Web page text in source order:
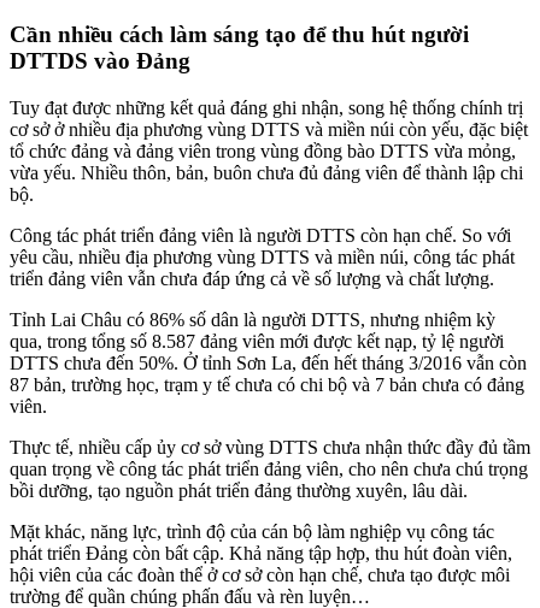
Cần nhiều cách làm sáng tạo để thu hút người
DTTDS vào Đảng
Tuy đạt được những kết quả đáng ghi nhận, song hệ thống chính trị
cơ sở ở nhiều địa phương vùng DTTS và miền núi còn yếu, đặc biệt
tổ chức đảng và đảng viên trong vùng đồng bào DTTS vừa mỏng,
vừa yếu. Nhiều thôn, bản, buôn chưa đủ đảng viên để thành lập chi
bộ.
Công tác phát triển đảng viên là người DTTS còn hạn chế. So với
yêu cầu, nhiều địa phương vùng DTTS và miền núi, công tác phát
triển đảng viên vẫn chưa đáp ứng cả về số lượng và chất lượng.
Tỉnh Lai Châu có 86% số dân là người DTTS, nhưng nhiệm kỳ
qua, trong tổng số 8.587 đảng viên mới được kết nạp, tỷ lệ người
DTTS chưa đến 50%. Ở tỉnh Sơn La, đến hết tháng 3/2016 vẫn còn
87 bản, trường học, trạm y tế chưa có chi bộ và 7 bản chưa có đảng
viên.
Thực tế, nhiều cấp ủy cơ sở vùng DTTS chưa nhận thức đầy đủ tầm
quan trọng về công tác phát triển đảng viên, cho nên chưa chú trọng
bồi dưỡng, tạo nguồn phát triển đảng thường xuyên, lâu dài.
Mặt khác, năng lực, trình độ của cán bộ làm nghiệp vụ công tác
phát triển Đảng còn bất cập. Khả năng tập hợp, thu hút đoàn viên,
hội viên của các đoàn thể ở cơ sở còn hạn chế, chưa tạo được môi
trường để quần chúng phấn đấu và rèn luyện…